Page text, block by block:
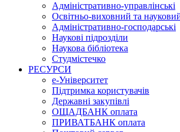
Адміністративно-управлінські
Освітньо-виховний та
Адміністративно-господарські
Наукові підрозділи
Наукова бібліотека
Студмістечко
РЕСУРСИ
е-Університет
Підтримка користувачів
Державні закупівлі
ОЩАДБАНК оплата
ПРИВАТБАНК оплата